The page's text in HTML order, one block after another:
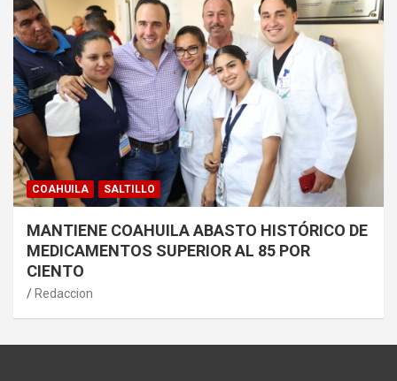
COAHUILA SALTILLO
MANTIENE COAHUILA ABASTO HISTÓRICO DE
MEDICAMENTOS SUPERIOR AL 85 POR
CIENTO
Redaccion